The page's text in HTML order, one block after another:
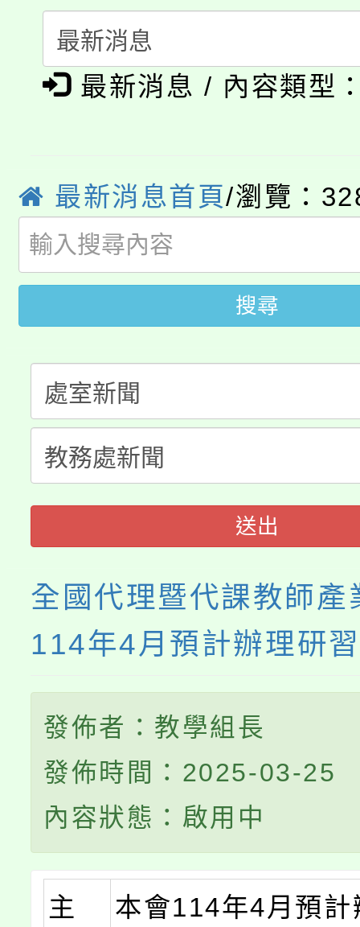
系所師生報名參加。
踴躍報名參加。
展演活動實施計畫」
115年度「教育部表揚
義教育推展貢獻獎」
公告本校115學年度第
代理(課)教師甄選結果(
「2026金融保險知識
生本土語及新住民語歌
代理(課)教師甄選結果(
公告本校115學年度第
代理(課)教師甄選結果(
轉知中國文化大學推廣
《TA101》溝通分析基
心理、諮商輔導、社會
系所師生報名參加。
轉知苗栗縣政府辦理
門員」簡章及活動海報
踴躍報名參加。
桃園市115學年度學生
要點
「桃園市補助參觀特色
展演活動實施計畫」
115年度「教育部表揚
義教育推展貢獻獎」
最新消息 / 內容類型
最新消息首頁/瀏覽：
搜尋
送出
全國代理暨代課教師產
114年4月預計辦理研
發佈者：教學組長
發佈時間：2025-03-25
內容狀態：啟用中
主
本會114年4月預計